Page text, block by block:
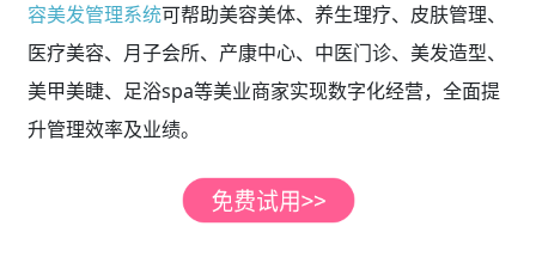
容美发管理系统可帮助美容美体、养生理疗、皮肤管理、
医疗美容、月子会所、产康中心、中医门诊、美发造型、
美甲美睫、足浴spa等美业商家实现数字化经营，全面提
升管理效率及业绩。